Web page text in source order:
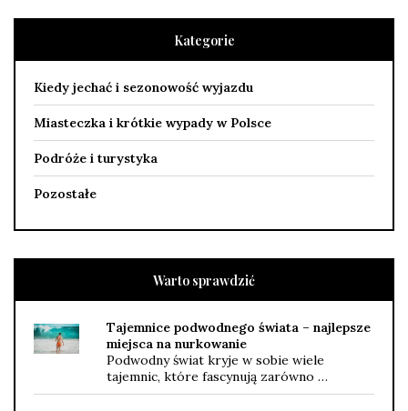
Kategorie
Kiedy jechać i sezonowość wyjazdu
Miasteczka i krótkie wypady w Polsce
Podróże i turystyka
Pozostałe
Warto sprawdzić
Tajemnice podwodnego świata – najlepsze
miejsca na nurkowanie
Podwodny świat kryje w sobie wiele
tajemnic, które fascynują zarówno …